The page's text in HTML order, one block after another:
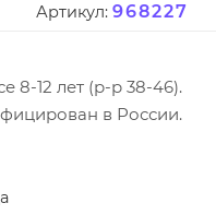
Артикул: 968227
8-12 лет (р-р 38-46).
в России.